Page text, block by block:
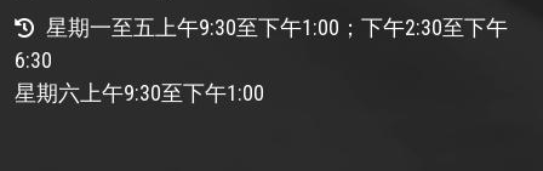
星期一至五上午9:30至下午1:00；下午2:30至下午
6:30
星期六上午9:30至下午1:00